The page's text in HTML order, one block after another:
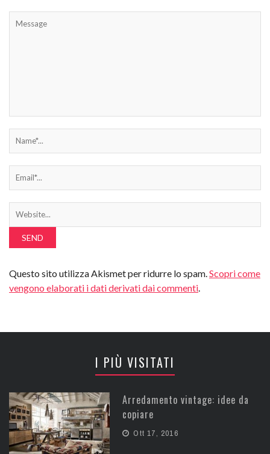
Questo sito utilizza Akismet per ridurre lo spam.Scopri come
vengono elaborati i dati derivati dai commenti.
I PIÙ VISITATI
Arredamento vintage: idee da
copiare
Ott 17, 2016